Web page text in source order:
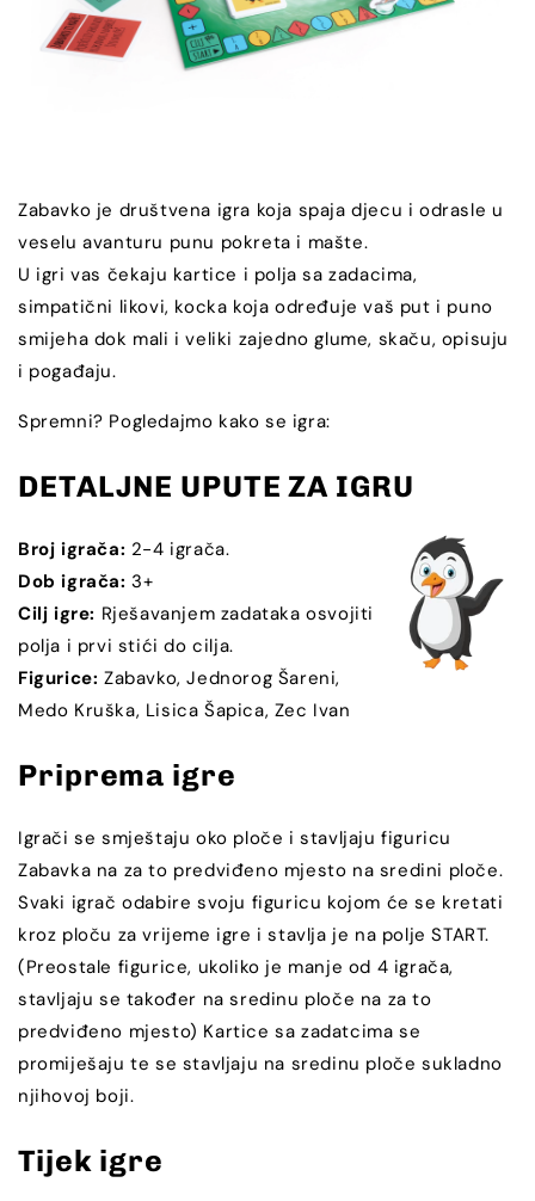
Zabavko je društvena igra koja spaja djecu i odrasle u
veselu avanturu punu pokreta i mašte.
U igri vas čekaju kartice i polja sa zadacima,
simpatični likovi, kocka koja određuje vaš put i puno
smijeha dok mali i veliki zajedno glume, skaču, opisuju
i pogađaju.
Spremni? Pogledajmo kako se igra:
DETALJNE UPUTE ZA IGRU
Broj igrača: 2-4 igrača.
Dob igrača: 3+
Cilj igre: Rješavanjem zadataka osvojiti
polja i prvi stići do cilja.
Figurice: Zabavko, Jednorog Šareni,
Medo Kruška, Lisica Šapica, Zec Ivan
Priprema igre
Igrači se smještaju oko ploče i stavljaju figuricu
Zabavka na za to predviđeno mjesto na sredini ploče.
Svaki igrač odabire svoju figuricu kojom će se kretati
kroz ploču za vrijeme igre i stavlja je na polje START.
(Preostale figurice, ukoliko je manje od 4 igrača,
stavljaju se također na sredinu ploče na za to
predviđeno mjesto) Kartice sa zadatcima se
promiješaju te se stavljaju na sredinu ploče sukladno
njihovoj boji.
Tijek igre